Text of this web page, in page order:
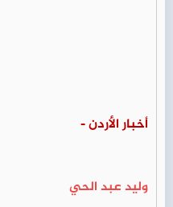
أخبار الأردن -
وليد عبد الحي